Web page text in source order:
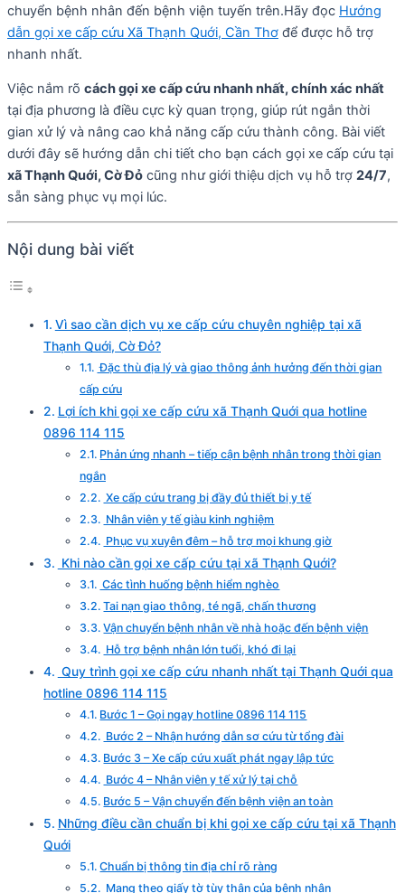
chuyển bệnh nhân đến bệnh viện tuyến trên.Hãy đọc Hướng
dẫn gọi xe cấp cứu Xã Thạnh Quới, Cần Thơ để được hỗ trợ
nhanh nhất.
Việc nắm rõ cách gọi xe cấp cứu nhanh nhất, chính xác nhất
tại địa phương là điều cực kỳ quan trọng, giúp rút ngắn thời
gian xử lý và nâng cao khả năng cấp cứu thành công. Bài viết
dưới đây sẽ hướng dẫn chi tiết cho bạn cách gọi xe cấp cứu tại
xã Thạnh Quới, Cờ Đỏ cũng như giới thiệu dịch vụ hỗ trợ 24/7,
sẵn sàng phục vụ mọi lúc.
Nội dung bài viết
Vì sao cần dịch vụ xe cấp cứu chuyên nghiệp tại xã
Thạnh Quới, Cờ Đỏ?
Đặc thù địa lý và giao thông ảnh hưởng đến thời gian
cấp cứu
Lợi ích khi gọi xe cấp cứu xã Thạnh Quới qua hotline
0896 114 115
Phản ứng nhanh – tiếp cận bệnh nhân trong thời gian
ngắn
Xe cấp cứu trang bị đầy đủ thiết bị y tế
Nhân viên y tế giàu kinh nghiệm
Phục vụ xuyên đêm – hỗ trợ mọi khung giờ
Khi nào cần gọi xe cấp cứu tại xã Thạnh Quới?
Các tình huống bệnh hiểm nghèo
Tai nạn giao thông, té ngã, chấn thương
Vận chuyển bệnh nhân về nhà hoặc đến bệnh viện
Hỗ trợ bệnh nhân lớn tuổi, khó đi lại
Quy trình gọi xe cấp cứu nhanh nhất tại Thạnh Quới qua
hotline 0896 114 115
Bước 1 – Gọi ngay hotline 0896 114 115
Bước 2 – Nhận hướng dẫn sơ cứu từ tổng đài
Bước 3 – Xe cấp cứu xuất phát ngay lập tức
Bước 4 – Nhân viên y tế xử lý tại chỗ
Bước 5 – Vận chuyển đến bệnh viện an toàn
Những điều cần chuẩn bị khi gọi xe cấp cứu tại xã Thạnh
Quới
Chuẩn bị thông tin địa chỉ rõ ràng
Mang theo giấy tờ tùy thân của bệnh nhân